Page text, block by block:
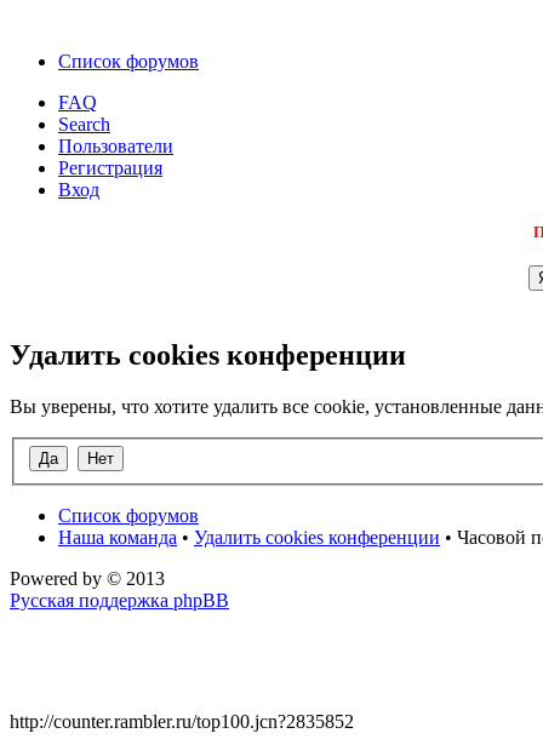
Список форумов
FAQ
Search
Пользователи
Регистрация
Вход
Удалить cookies конференции
Вы уверены, что хотите удалить все cookie, установленные
Список форумов
Наша команда • Удалить cookies конференции • Часовой
Powered by © 2013
Русская поддержка phpBB
http://counter.rambler.ru/top100.jcn?2835852